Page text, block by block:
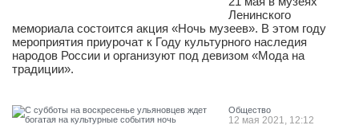
Ленинского
мемориала состоится акция «Ночь музеев». В этом году
мероприятия приурочат к Году культурного наследия
народов России и организуют под девизом «Мода на
традиции».
Общество
12 мая 2021, 12:12